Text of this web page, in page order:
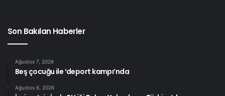
Son Bakılan Haberler
Ağustos 7, 2026
Beş çocuğu ile ‘deport kampı’nda
Ağustos 6, 2026